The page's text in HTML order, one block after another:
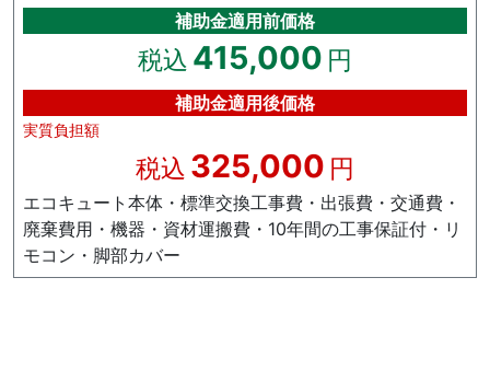
補助金適用前価格
税込 415,000 円
補助金適用後価格
実質負担額
税込 325,000 円
エコキュート本体・標準交換工事費・出張費・交通費・
廃棄費用・機器・資材運搬費・10年間の工事保証付・リ
モコン・脚部カバー